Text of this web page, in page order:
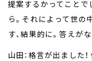
提案するかってことで
ら。それによって世の
す、結果的に。答えが
山田：格言が出ました